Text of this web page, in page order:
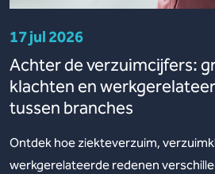
17 jul 2026
Achter de verzuimcijfers:
klachten en
tussen branches
Ontdek hoe ziekteverzuim,
werkgerelateerde redenen